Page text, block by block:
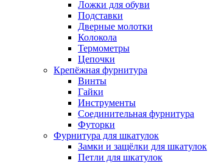
Ложки для обуви
Подставки
Дверные молотки
Колокола
Термометры
Цепочки
Крепёжная фурнитура
Винты
Гайки
Инструменты
Соединительная фурнитура
Футорки
Фурнитура для шкатулок
Замки и защёлки для шкатулок
Петли для шкатулок